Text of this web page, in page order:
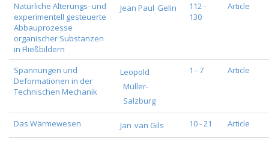
Natürliche Alterungs- und
experimentell gesteuerte
Abbauprozesse
organischer Substanzen
in Fließbildern
Jean Paul Gelin
112 -
130
Article
Spannungen und
Deformationen in der
Technischen Mechanik
Leopold
Müller-
Salzburg
1 - 7 Article
Das Wärmewesen Jan van Gils 10 - 21 Article